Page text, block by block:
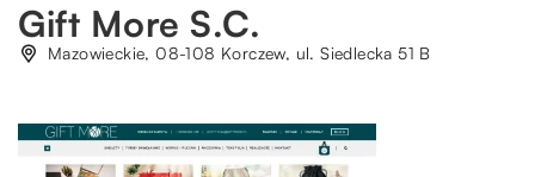
Gift More S.C.
Mazowieckie, 08-108 Korczew, ul. Siedlecka 51 B